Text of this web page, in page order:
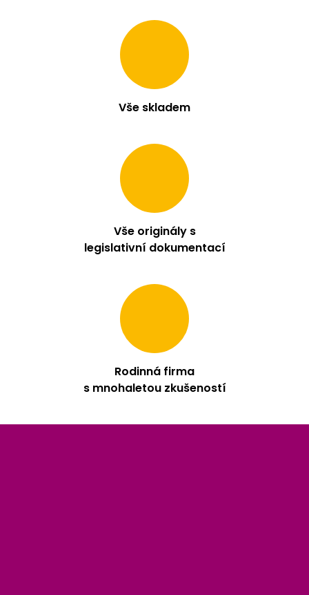
ý
Vše skladem
Vše originály s
legislativní dokumentací
Rodinná firma
s mnohaletou zkušeností